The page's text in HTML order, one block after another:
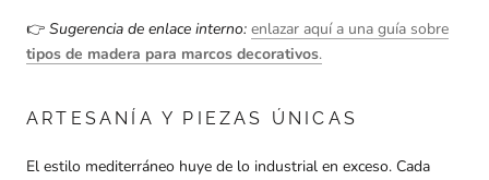
👉 Sugerencia de enlace interno: enlazar aquí a una guía sobre
tipos de madera para marcos decorativos.
ARTESANÍA Y PIEZAS ÚNICAS
El estilo mediterráneo huye de lo industrial en exceso. Cada